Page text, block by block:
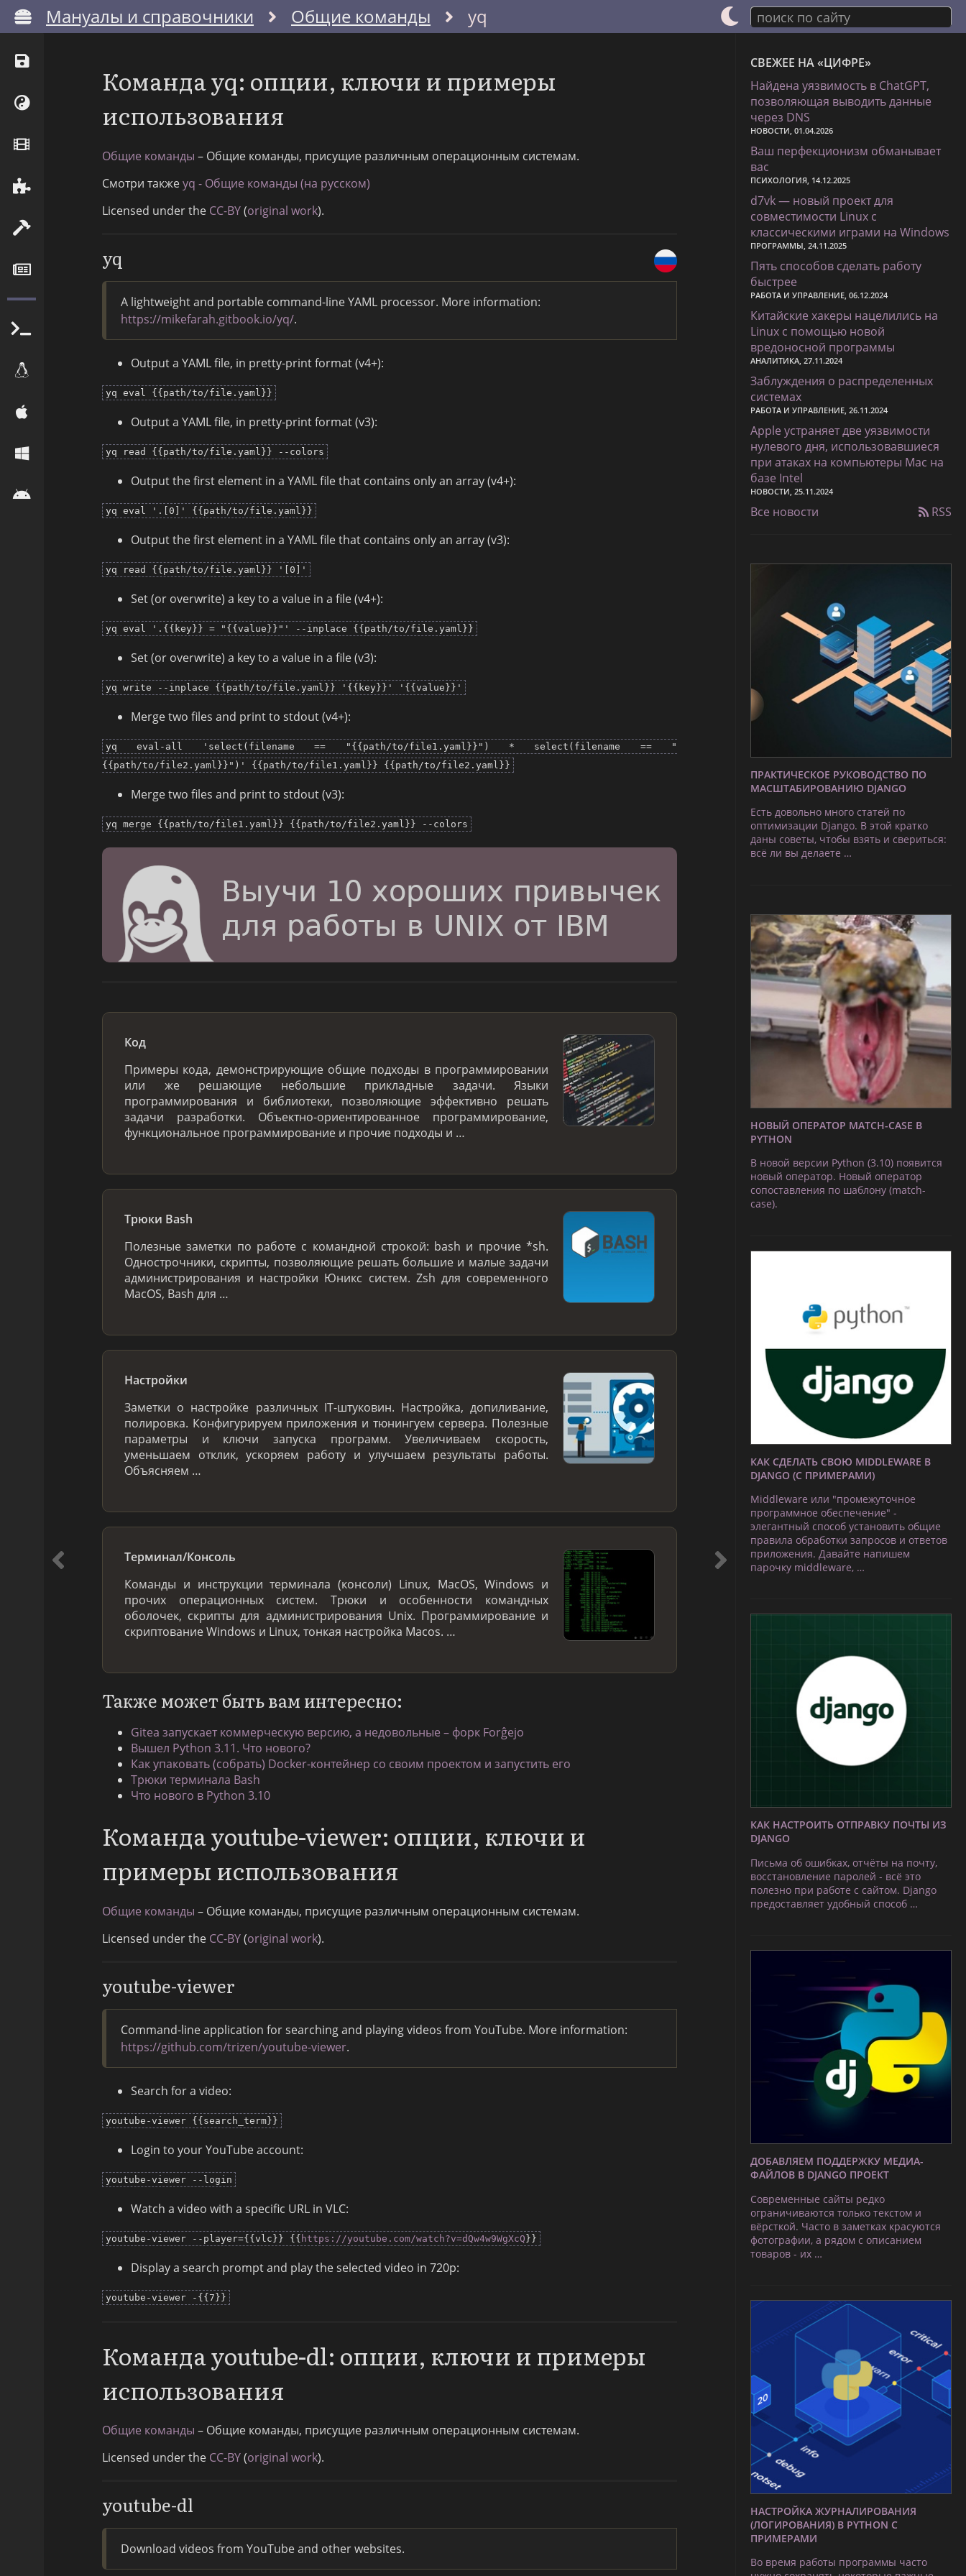
Мануалы и справочники Общие команды yq поиск по сайту
Команда yq: опции, ключи и примеры
использования
Общие команды – Общие команды, присущие различным операционным системам.
Смотри такжеyq - Общие команды (на русском)
Licensed under the CC-BY(original work).
yq
A lightweight and portable command-line YAML processor. More information:
https://mikefarah.gitbook.io/yq/.
Output a YAML file, in pretty-print format (v4+):
yq eval {{path/to/file.yaml}}
Output a YAML file, in pretty-print format (v3):
yq read {{path/to/file.yaml}} --colors
Output the first element in a YAML file that contains only an array (v4+):
yq eval '.[0]' {{path/to/file.yaml}}
Output the first element in a YAML file that contains only an array (v3):
yq read {{path/to/file.yaml}} '[0]'
Set (or overwrite) a key to a value in a file (v4+):
yq eval '.{{key}} = "{{value}}"' --inplace {{path/to/file.yaml}}
Set (or overwrite) a key to a value in a file (v3):
yq write --inplace {{path/to/file.yaml}} '{{key}}' '{{value}}'
Merge two files and print to stdout (v4+):
yq eval-all 'select(filename == "{{path/to/file1.yaml}}") * select(filename == "
{{path/to/file2.yaml}}")' {{path/to/file1.yaml}} {{path/to/file2.yaml}}
Merge two files and print to stdout (v3):
yq merge {{path/to/file1.yaml}} {{path/to/file2.yaml}} --colors
Код
Примеры кода, демонстрирующие общие подходы в программировании
или же решающие небольшие прикладные задачи. Языки
программирования и библиотеки, позволяющие эффективно решать
задачи разработки. Объектно-ориентированное программирование,
функциональное программирование и прочие подходы и …
Трюки Bash
Полезные заметки по работе с командной строкой: bash и прочие *sh.
Однострочники, скрипты, позволяющие решать большие и малые задачи
администрирования и настройки Юникс систем. Zsh для современного
MacOS, Bash для …
Настройки
Заметки о настройке различных IT-штуковин. Настройка, допиливание,
полировка. Конфигурируем приложения и тюнингуем сервера. Полезные
параметры и ключи запуска программ. Увеличиваем скорость,
уменьшаем отклик, ускоряем работу и улучшаем результаты работы.
Объясняем …
Терминал/Консоль
Команды и инструкции терминала (консоли) Linux, MacOS, Windows и
прочих операционных систем. Трюки и особенности командных
оболочек, скрипты для администрирования Unix. Программирование и
скриптование Windows и Linux, тонкая настройка Macos. …
Также может быть вам интересно:
Gitea запускает коммерческую версию, а недовольные – форк Forĝejo
Вышел Python 3.11. Что нового?
Как упаковать (собрать) Docker-контейнер со своим проектом и запустить его
Трюки терминала Bash
Что нового в Python 3.10
Команда youtube-viewer: опции, ключи и
примеры использования
Общие команды – Общие команды, присущие различным операционным системам.
Licensed under the CC-BY(original work).
youtube-viewer
Command-line application for searching and playing videos from YouTube. More information:
https://github.com/trizen/youtube-viewer.
Search for a video:
youtube-viewer {{search_term}}
Login to your YouTube account:
youtube-viewer --login
Watch a video with a specific URL in VLC:
youtube-viewer --player={{vlc}} {{ https://youtube.com/watch?v=dQw4w9WgXcQ}}
Display a search prompt and play the selected video in 720p:
youtube-viewer -{{7}}
Команда youtube-dl: опции, ключи и примеры
использования
Общие команды – Общие команды, присущие различным операционным системам.
Licensed under the CC-BY(original work).
youtube-dl
Download videos from YouTube and other websites.
СВЕЖЕЕ НА «ЦИФРЕ»
Найдена уязвимость в ChatGPT,
позволяющая выводить данные
через DNS
НОВОСТИ, 01.04.2026
Ваш перфекционизм обманывает
вас
ПСИХОЛОГИЯ, 14.12.2025
d7vk — новый проект для
совместимости Linux с
классическими играми на Windows
ПРОГРАММЫ, 24.11.2025
Пять способов сделать работу
быстрее
РАБОТА И УПРАВЛЕНИЕ, 06.12.2024
Китайские хакеры нацелились на
Linux с помощью новой
вредоносной программы
АНАЛИТИКА, 27.11.2024
Заблуждения о распределенных
системах
РАБОТА И УПРАВЛЕНИЕ, 26.11.2024
Apple устраняет две уязвимости
нулевого дня, использовавшиеся
при атаках на компьютеры Mac на
базе Intel
НОВОСТИ, 25.11.2024
Все новости RSS
ПРАКТИЧЕСКОЕ РУКОВОДСТВО ПО
МАСШТАБИРОВАНИЮ DJANGO
Есть довольно много статей по
оптимизации Django. В этой кратко
даны советы, чтобы взять и свериться:
всё ли вы делаете …
НОВЫЙ ОПЕРАТОР MATCH-CASE В
PYTHON
В новой версии Python (3.10) появится
новый оператор. Новый оператор
сопоставления по шаблону (match-
case).
КАК СДЕЛАТЬ СВОЮ MIDDLEWARE В
DJANGO (С ПРИМЕРАМИ)
Middleware или "промежуточное
программное обеспечение" -
элегантный способ установить общие
правила обработки запросов и ответов
приложения. Давайте напишем
парочку middleware, …
КАК НАСТРОИТЬ ОТПРАВКУ ПОЧТЫ ИЗ
DJANGO
Письма об ошибках, отчёты на почту,
восстановление паролей - всё это
полезно при работе с сайтом. Django
предоставляет удобный способ …
ДОБАВЛЯЕМ ПОДДЕРЖКУ МЕДИА-
ФАЙЛОВ В DJANGO ПРОЕКТ
Современные сайты редко
ограничиваются только текстом и
вёрсткой. Часто в заметках красуются
фотографии, а рядом с описанием
товаров - их …
НАСТРОЙКА ЖУРНАЛИРОВАНИЯ
(ЛОГИРОВАНИЯ) В PYTHON С
ПРИМЕРАМИ
Во время работы программы часто